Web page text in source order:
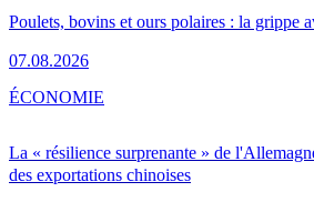
Poulets, bovins et ours polaires : la grippe
07.08.2026
La « résilience surprenante » de
des exportations chinoises
ÉCONOMIE